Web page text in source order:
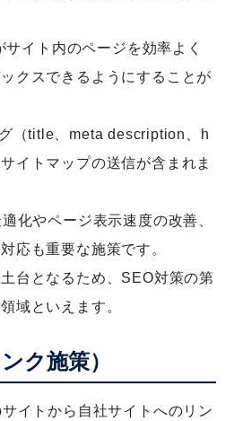
イト内のページを効率よく
クスできるようにすることが
（title、meta description、h
イトマップの送信が含まれま
化やページ表示速度の改善、
応も重要な施策です。
台となるため、SEO対策の第
域といえます。
ク施策）
イトから自社サイトへのリン